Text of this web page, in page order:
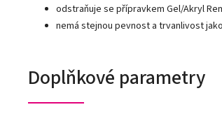
odstraňuje se přípravkem Gel/Akryl
nemá stejnou pevnost a trvanlivost
Doplňkové parametry